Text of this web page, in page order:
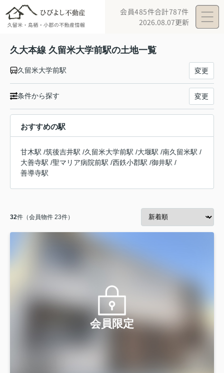
会員485件合計787件
2026.08.07更新
久大本線 久留米大学前駅の土地一覧
久留米大学前駅 変更
条件から探す 変更
おすすめの駅
甘木駅 /筑後吉井駅 /久留米大学前駅 /大堰駅 /南久留米駅 /
大善寺駅 /聖マリア病院前駅 /西鉄小郡駅 /御井駅 /
善導寺駅
32件（会員物件 23件）
会員限定